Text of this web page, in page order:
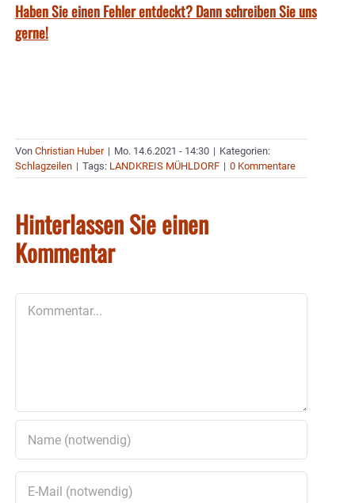
Haben Sie einen Fehler entdeckt? Dann schreiben Sie uns
gerne!
Von Christian Huber | Mo. 14.6.2021 - 14:30 | Kategorien:
Schlagzeilen | Tags: LANDKREIS MÜHLDORF | 0 Kommentare
Hinterlassen Sie einen
Kommentar